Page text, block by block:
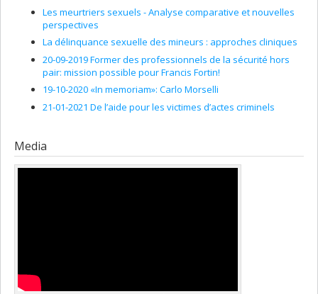
Grant programs:PV129894-(RG) Programme Regroupements
stratégiques
Les meurtriers sexuels - Analyse comparative et nouvelles
perspectives
La délinquance sexuelle des mineurs : approches cliniques
20-09-2019 Former des professionnels de la sécurité hors
pair: mission possible pour Francis Fortin!
19-10-2020 «In memoriam»: Carlo Morselli
21-01-2021 De l’aide pour les victimes d’actes criminels
Media